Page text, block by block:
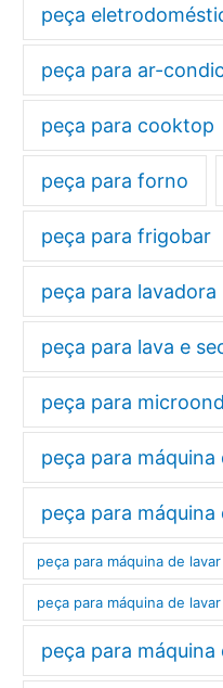
peça
peça para ar-
peça para cooktop
peça para forno
peça para frigobar
peça para lavadora
peça para lava e
peça para
peça para máquina
peça para máquina
peça para máquina de
peça para máquina de
peça para máquina